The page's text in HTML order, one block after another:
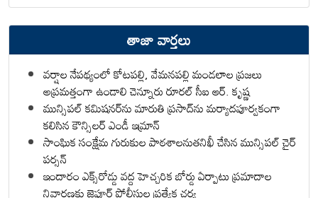
తాజా వార్తలు
వర్షాల నేపథ్యంలో కోటపల్లి, వేమనపల్లి మండలాల ప్రజలు
అప్రమత్తంగా ఉండాలి చెన్నూరు రూరల్ సీఐ ఆర్. కృష్ణ
మున్సిపల్ కమిషనర్‌ను మారుతి ప్రసాద్‌ను మర్యాదపూర్వకంగా
కలిసిన కౌన్సిలర్ ఎండీ ఇమ్రాన్ ​
సాంఘిక సంక్షేమ గురుకుల పాఠశాలనుతనిఖీ చేసిన మున్సిపల్ చైర్
పర్సన్
ఇందారం ఎక్స్‌రోడ్డు వద్ద హెచ్చరిక బోర్డు ఏర్పాటు ప్రమాదాల
నివారణకు జైపూర్ పోలీసుల ప్రత్యేక చర్య